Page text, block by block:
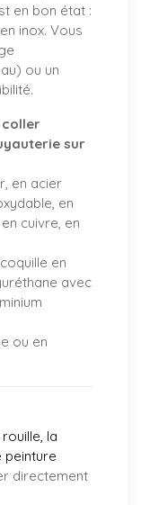
en bon état :
inox. Vous
ou un
coller
sur
en acier
en
cuivre, en
en
avec
ou en
la
peinture
directement